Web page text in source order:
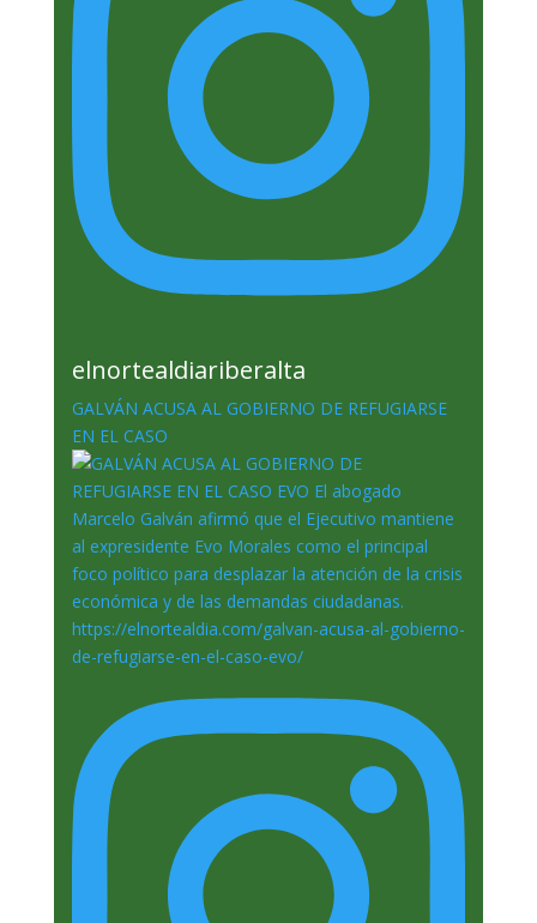
elnortealdiariberalta
GALVÁN ACUSA AL GOBIERNO DE REFUGIARSE
EN EL CASO